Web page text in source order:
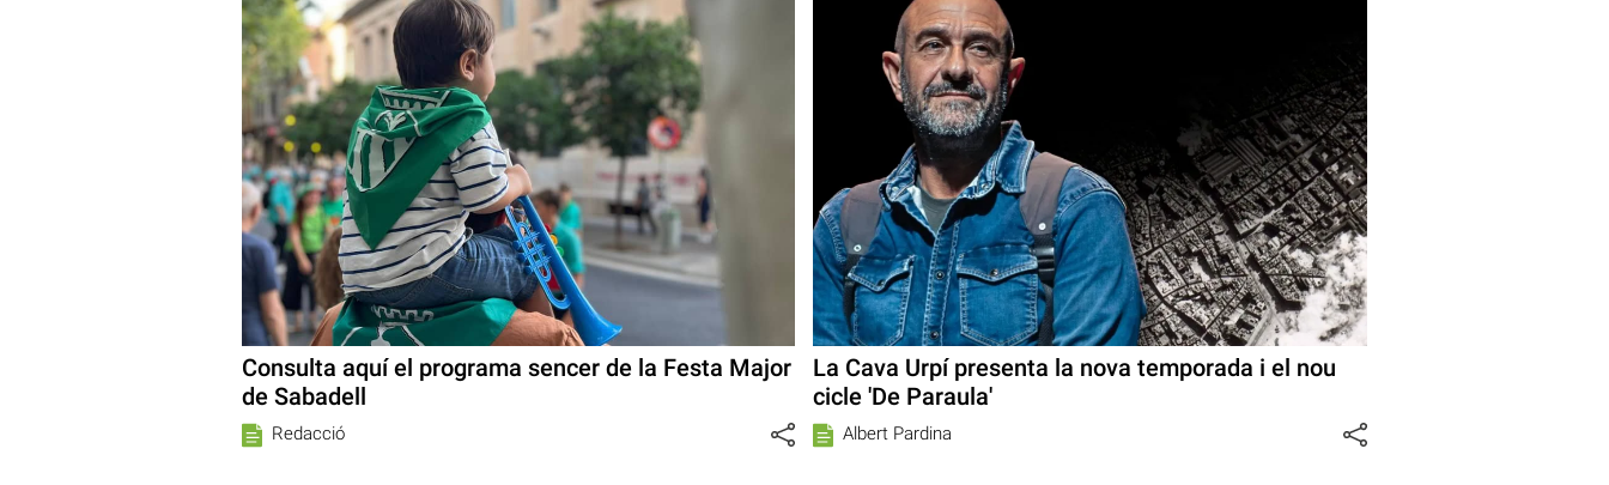
Consulta aquí el programa sencer de la Festa Major
de Sabadell
Redacció
La Cava Urpí presenta la nova temporada i el nou
cicle 'De Paraula'
Albert Pardina